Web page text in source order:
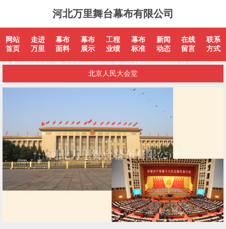
河北万里舞台幕布有限公司
网站
首页
走进
万里
幕布
面料
幕布
展示
工程
业绩
幕布
标准
新闻
动态
在线
留言
联系
方式
北京人民大会堂